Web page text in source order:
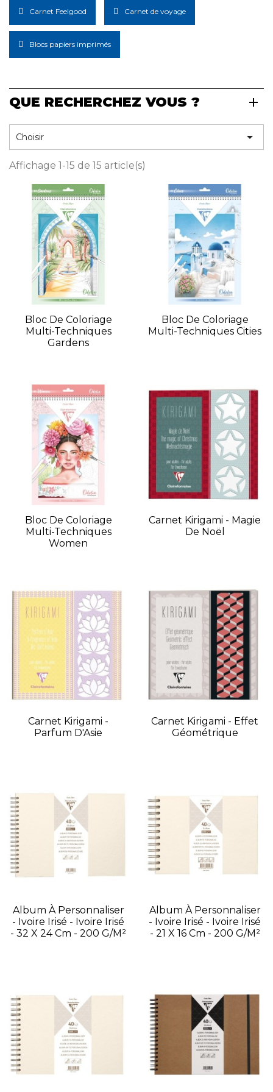
Carnet Feelgood Carnet de voyage
Blocs papiers imprimés
QUE RECHERCHEZ VOUS ?
Choisir 
Affichage 1-15 de 15 article(s)
Bloc De Coloriage
Multi-Techniques
Gardens
Bloc De Coloriage
Multi-Techniques Cities
Bloc De Coloriage
Multi-Techniques
Women
Carnet Kirigami - Magie
De Noël
Carnet Kirigami -
Parfum D'Asie
Carnet Kirigami - Effet
Géométrique
Album À Personnaliser
- Ivoire Irisé - Ivoire Irisé
- 32 X 24 Cm - 200 G/m²
Album À Personnaliser
- Ivoire Irisé - Ivoire Irisé
- 21 X 16 Cm - 200 G/m²